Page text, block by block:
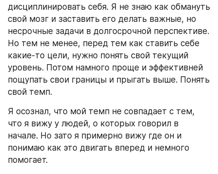
дисциплинировать себя. Я не знаю как обмануть
свой мозг и заставить его делать важные, но
несрочные задачи в долгосрочной перспективе.
Но тем не менее, перед тем как ставить себе
какие-то цели, нужно понять свой текущий
уровень. Потом намного проще и эффективней
пощупать свои границы и прыгать выше. Понять
свой темп.
Я осознал, что мой темп не совпадает с тем,
что я вижу у людей, о которых говорил в
начале. Но зато я примерно вижу где он и
понимаю как это двигать вперед и немного
помогает.